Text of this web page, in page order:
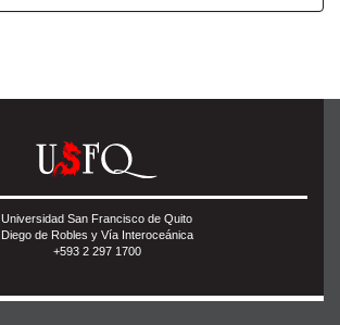
Universidad San Francisco de Quito
Diego de Robles y Vía Interoceánica
+593 2 297 1700